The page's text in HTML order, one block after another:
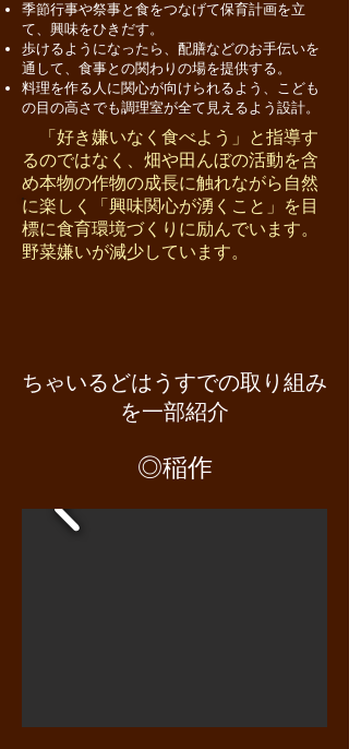
季節行事や祭事と食をつなげて保育計画を立
て、興味をひきだす。
歩けるようになったら、配膳などのお手伝いを
通して、食事との関わりの場を提供する。
料理を作る人に関心が向けられるよう、こども
の目の高さでも調理室が全て見えるよう設計。
「好き嫌いなく食べよう」と指導す
るのではなく、畑や田んぼの活動を含
め本物の作物の成長に触れながら自然
に楽しく「興味関心が湧くこと」を目
標に食育環境づくりに励んでいます。
野菜嫌いが減少しています。
ちゃいるどはうすでの取り組み
を一部紹介
◎稲作